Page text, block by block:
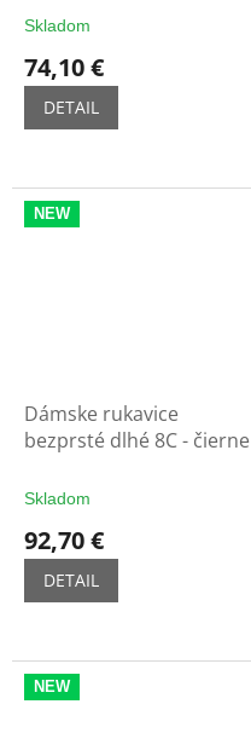
Skladom
74,10 €
DETAIL
NEW
Dámske rukavice
bezprsté dlhé 8C - čierne
Skladom
92,70 €
DETAIL
NEW